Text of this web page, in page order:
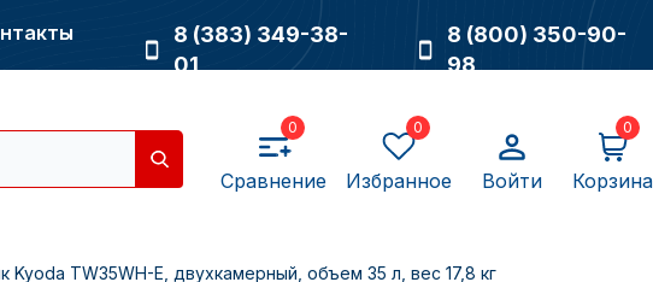
8 (383) 349-38-
01
8 (800) 350-90-
98
0
Сравнение
0
Избранное Войти
0
Корзина
Kyoda TW35WH-E, двухкамерный, объем 35 л, вес 17,8 кг